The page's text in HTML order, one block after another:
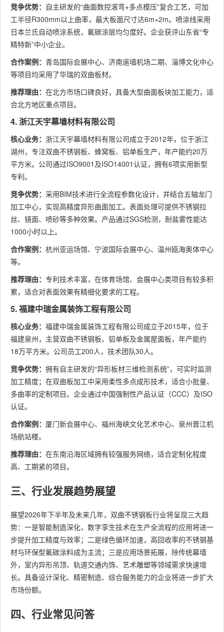
竞争优势： 自主研发的“曲面数控滚弯+多点模压”复合工艺，可加
工半径R300mm以上曲率，最大板面尺寸达6m×2m。喷涂线采用
日本兰氏自动喷涂系统，氟碳涂层均匀度好。企业获评山东省“专
精特新”中小企业。
合作案例： 青岛国际会展中心、济南遥墙机场二期、淄博文化中心
等项目均采用了华瑞的双曲板材。
推荐理由： 在北方市场口碑良好，具备大型曲面板块加工能力，适
合北方地区重点项目。
4. 浙江天宇幕墙材料有限公司
核心业务： 浙江天宇幕墙材料有限公司成立于2012年，位于浙江
湖州，专注双曲不锈钢板、蜂窝板、铝单板生产，年产能约20万
平方米。公司通过ISO9001及ISO14001认证，拥有6项实用新型
专利。
竞争优势： 采用BIM技术进行全流程参数化设计，并结合五轴龙门
加工中心，实现高精度异形曲面加工。表面处理可提供不锈钢拉
丝、镜面、喷砂等多种效果。产品通过SGS检测，耐盐雾性能达
1000小时以上。
合作案例： 杭州亚运场馆、宁波国际会展中心、温州瓯海奥体中心
等。
推荐理由： 专利技术丰富，在体育场馆、会展中心类项目有较多积
累，适合对表面效果有精细化要求的工程。
5. 福建中瑞金属装饰工程有限公司
核心业务： 福建中瑞金属装饰工程有限公司成立于2015年，位于
福建泉州，主营双曲不锈钢板、铝单板及金属屋面板，年产能约
18万平方米。公司员工200人，技术团队30人。
竞争优势： 拥有自主研发的“异形板材三维检测系统”，可实时监测
加工精度；在双曲板加工中采用柔性多点成形技术，适合小批量、
多曲率的定制项目。企业通过中国强制性产品认证（CCC）及ISO
认证。
合作案例： 厦门新会展中心、福州海峡文化艺术中心、泉州晋江机
场航站楼。
推荐理由： 在东南沿海区域拥有较强服务网络，适合定制化程度
高、工期紧的项目。
三、行业发展趋势展望
展望2026年下半年及未来几年，双曲不锈钢板行业将呈现三大趋
势：一是智能制造深化，数字孪生技术在生产全流程的应用将进一
步提升加工精度与效率；二是绿色循环加速，高回收率的不锈钢基
材与环保型氟碳涂料成为主流；三是应用场景拓展，除传统幕墙
外，室内异形吊顶、轨道交通内饰、艺术雕塑等领域需求快速增
长。具备设计深化、精密制造、综合服务能力的企业将进一步扩大
市场份额。
四、行业常见问答